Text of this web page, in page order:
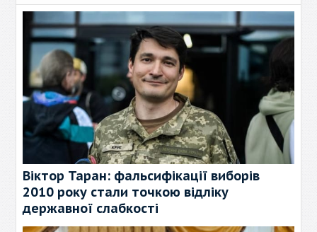
Віктор Таран: фальсифікації виборів
2010 року стали точкою відліку
державної слабкості